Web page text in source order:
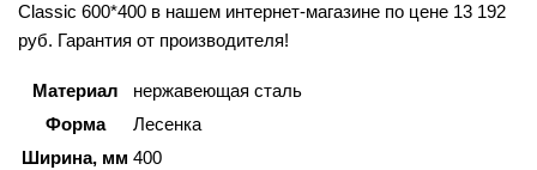
Classic 600*400 в нашем интернет-магазине по цене 13 192
руб. Гарантия от производителя!
Материал
нержавеющая сталь
Форма
Лесенка
Ширина, мм 400